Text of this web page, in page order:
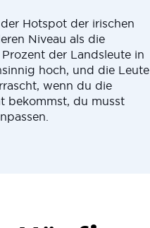
Hotspot der irischen
Niveau als die
der Landsleute in
hoch, und die Leute
wenn du die
bekommst, du musst